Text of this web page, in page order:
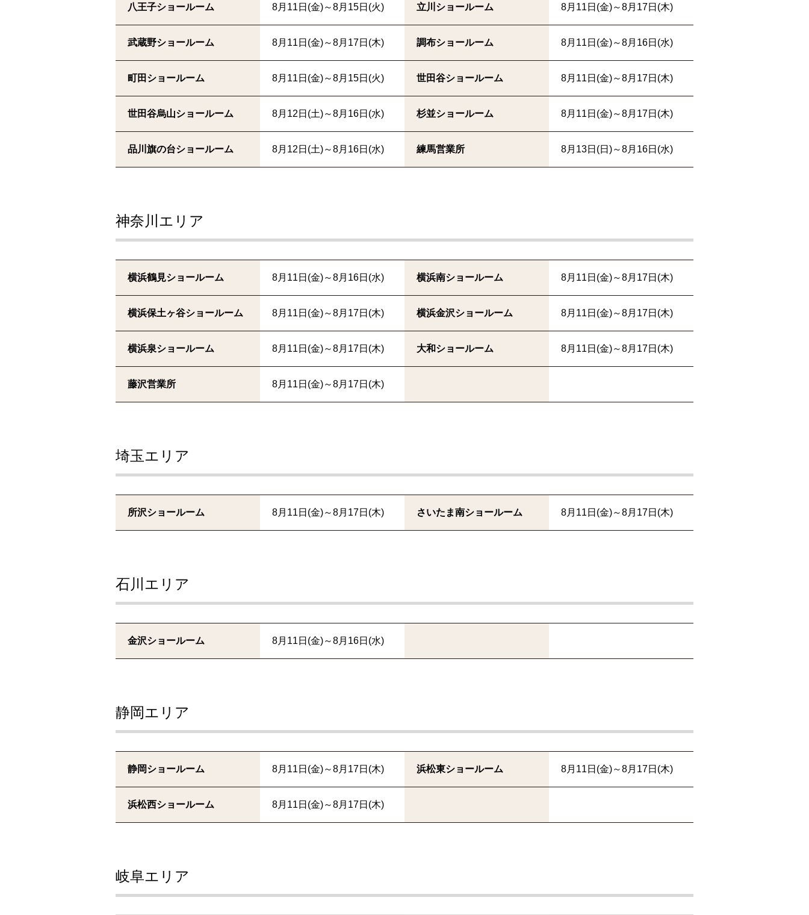
八王子ショールーム 8月11日(金)～8月15日(火) 立川ショールーム 8月11日(金)～8月17日(木)
武蔵野ショールーム 8月11日(金)～8月17日(木) 調布ショールーム 8月11日(金)～8月16日(水)
町田ショールーム 8月11日(金)～8月15日(火) 世田谷ショールーム 8月11日(金)～8月17日(木)
世田谷烏山ショールーム 8月12日(土)～8月16日(水) 杉並ショールーム 8月11日(金)～8月17日(木)
品川旗の台ショールーム 8月12日(土)～8月16日(水) 練馬営業所 8月13日(日)～8月16日(水)
神奈川エリア
横浜鶴見ショールーム 8月11日(金)～8月16日(水) 横浜南ショールーム 8月11日(金)～8月17日(木)
横浜保土ヶ谷ショールーム 8月11日(金)～8月17日(木) 横浜金沢ショールーム 8月11日(金)～8月17日(木)
横浜泉ショールーム 8月11日(金)～8月17日(木) 大和ショールーム 8月11日(金)～8月17日(木)
藤沢営業所 8月11日(金)～8月17日(木)
埼玉エリア
所沢ショールーム 8月11日(金)～8月17日(木) さいたま南ショールーム 8月11日(金)～8月17日(木)
石川エリア
金沢ショールーム 8月11日(金)～8月16日(水)
静岡エリア
静岡ショールーム 8月11日(金)～8月17日(木) 浜松東ショールーム 8月11日(金)～8月17日(木)
浜松西ショールーム 8月11日(金)～8月17日(木)
岐阜エリア